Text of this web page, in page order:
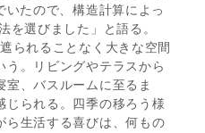
たので、構造計算によっ
を選びました」と語る。
られることなく大きな空間
う。リビングやテラスから
室、バスルームに至るま
じられる。四季の移ろう様
ら生活する喜びは、何もの